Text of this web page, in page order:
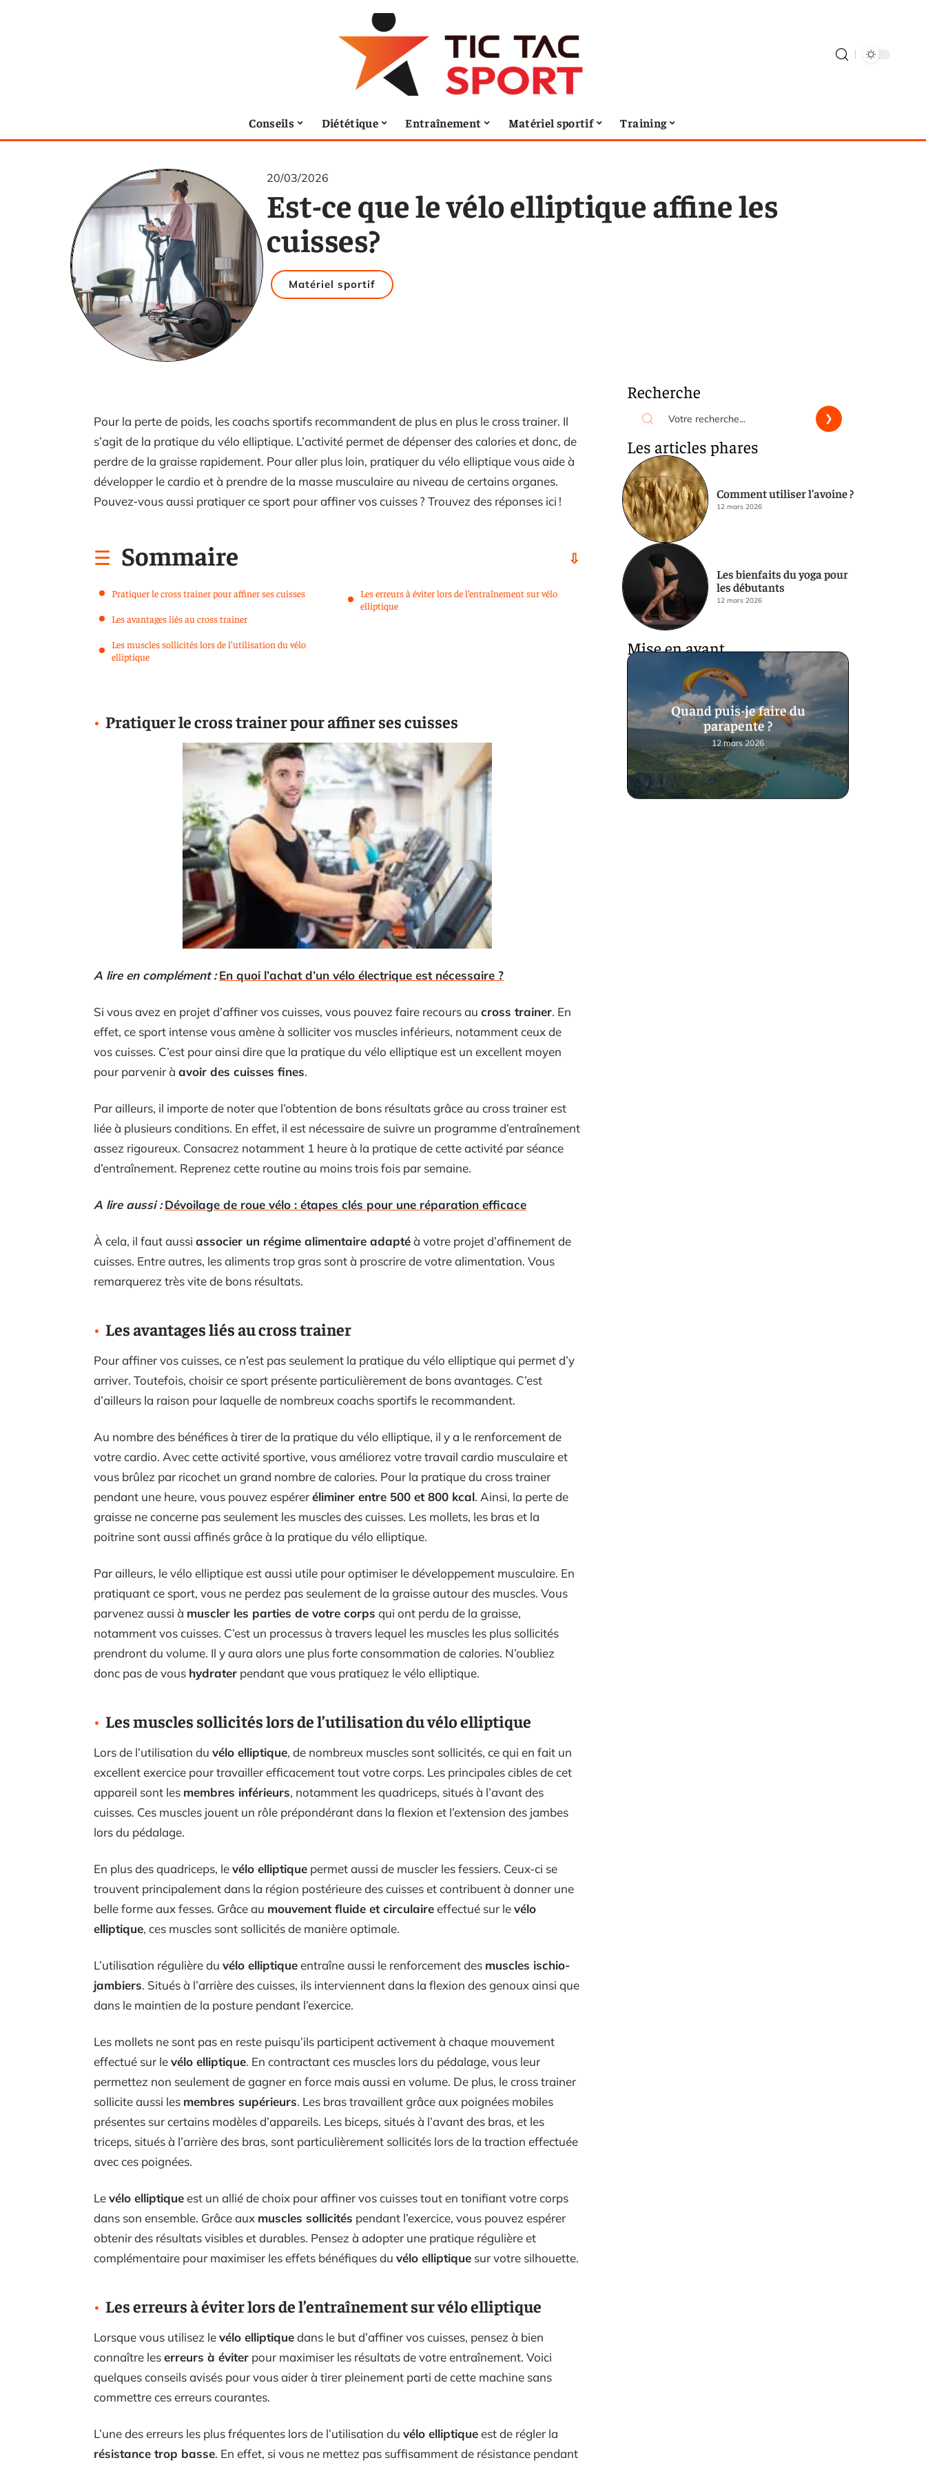
Conseils Diététique Entraînement Matériel sportif Training
20/03/2026
Est-ce que le vélo elliptique affine les
cuisses?
Matériel sportif
Pour la perte de poids, les coachs sportifs recommandent de plus en plus le cross trainer. Il
s’agit de la pratique du vélo elliptique. L’activité permet de dépenser des calories et donc, de
perdre de la graisse rapidement. Pour aller plus loin, pratiquer du vélo elliptique vous aide à
développer le cardio et à prendre de la masse musculaire au niveau de certains organes.
Pouvez-vous aussi pratiquer ce sport pour affiner vos cuisses ? Trouvez des réponses ici !
Sommaire
Pratiquer le cross trainer pour affiner ses cuisses
Les avantages liés au cross trainer
Les muscles sollicités lors de l’utilisation du vélo
elliptique
Les erreurs à éviter lors de l’entraînement sur vélo
elliptique
Pratiquer le cross trainer pour affiner ses cuisses
A lire en complément : En quoi l’achat d’un vélo électrique est nécessaire ?
Si vous avez en projet d’affiner vos cuisses, vous pouvez faire recours au cross trainer. En
effet, ce sport intense vous amène à solliciter vos muscles inférieurs, notamment ceux de
vos cuisses. C’est pour ainsi dire que la pratique du vélo elliptique est un excellent moyen
pour parvenir à avoir des cuisses fines.
Par ailleurs, il importe de noter que l’obtention de bons résultats grâce au cross trainer est
liée à plusieurs conditions. En effet, il est nécessaire de suivre un programme d’entraînement
assez rigoureux. Consacrez notamment 1 heure à la pratique de cette activité par séance
d’entraînement. Reprenez cette routine au moins trois fois par semaine.
A lire aussi : Dévoilage de roue vélo : étapes clés pour une réparation efficace
À cela, il faut aussi associer un régime alimentaire adaptéà votre projet d’affinement de
cuisses. Entre autres, les aliments trop gras sont à proscrire de votre alimentation. Vous
remarquerez très vite de bons résultats.
Les avantages liés au cross trainer
Pour affiner vos cuisses, ce n’est pas seulement la pratique du vélo elliptique qui permet d’y
arriver. Toutefois, choisir ce sport présente particulièrement de bons avantages. C’est
d’ailleurs la raison pour laquelle de nombreux coachs sportifs le recommandent.
Au nombre des bénéfices à tirer de la pratique du vélo elliptique, il y a le renforcement de
votre cardio. Avec cette activité sportive, vous améliorez votre travail cardio musculaire et
vous brûlez par ricochet un grand nombre de calories. Pour la pratique du cross trainer
pendant une heure, vous pouvez espéreréliminer entre 500 et 800 kcal. Ainsi, la perte de
graisse ne concerne pas seulement les muscles des cuisses. Les mollets, les bras et la
poitrine sont aussi affinés grâce à la pratique du vélo elliptique.
Par ailleurs, le vélo elliptique est aussi utile pour optimiser le développement musculaire. En
pratiquant ce sport, vous ne perdez pas seulement de la graisse autour des muscles. Vous
parvenez aussi à muscler les parties de votre corps qui ont perdu de la graisse,
notamment vos cuisses. C’est un processus à travers lequel les muscles les plus sollicités
prendront du volume. Il y aura alors une plus forte consommation de calories. N’oubliez
donc pas de vous hydrater pendant que vous pratiquez le vélo elliptique.
Les muscles sollicités lors de l’utilisation du vélo elliptique
Lors de l’utilisation du vélo elliptique, de nombreux muscles sont sollicités, ce qui en fait un
excellent exercice pour travailler efficacement tout votre corps. Les principales cibles de cet
appareil sont les membres inférieurs, notamment les quadriceps, situés à l’avant des
cuisses. Ces muscles jouent un rôle prépondérant dans la flexion et l’extension des jambes
lors du pédalage.
En plus des quadriceps, levélo elliptique permet aussi de muscler les fessiers. Ceux-ci se
trouvent principalement dans la région postérieure des cuisses et contribuent à donner une
belle forme aux fesses. Grâce au mouvement fluide et circulaireeffectué sur levélo
elliptique, ces muscles sont sollicités de manière optimale.
L’utilisation régulière du vélo elliptiqueentraîne aussi le renforcement des muscles ischio-
jambiers. Situés à l’arrière des cuisses, ils interviennent dans la flexion des genoux ainsi que
dans le maintien de la posture pendant l’exercice.
Les mollets ne sont pas en reste puisqu’ils participent activement à chaque mouvement
effectué sur levélo elliptique. En contractant ces muscles lors du pédalage, vous leur
permettez non seulement de gagner en force mais aussi en volume. De plus, le cross trainer
sollicite aussi les membres supérieurs. Les bras travaillent grâce aux poignées mobiles
présentes sur certains modèles d’appareils. Les biceps, situés à l’avant des bras, et les
triceps, situés à l’arrière des bras, sont particulièrement sollicités lors de la traction effectuée
avec ces poignées.
Levélo elliptiqueest un allié de choix pour affiner vos cuisses tout en tonifiant votre corps
dans son ensemble. Grâce aux muscles sollicités pendant l’exercice, vous pouvez espérer
obtenir des résultats visibles et durables. Pensez à adopter une pratique régulière et
complémentaire pour maximiser les effets bénéfiques du vélo elliptique sur votre silhouette.
Les erreurs à éviter lors de l’entraînement sur vélo elliptique
Lorsque vous utilisez levélo elliptiquedans le but d’affiner vos cuisses, pensez à bien
connaître leserreurs à éviter pour maximiser les résultats de votre entraînement. Voici
quelques conseils avisés pour vous aider à tirer pleinement parti de cette machine sans
commettre ces erreurs courantes.
L’une des erreurs les plus fréquentes lors de l’utilisation du vélo elliptiqueest de régler la
résistance trop basse. En effet, si vous ne mettez pas suffisamment de résistance pendant
Recherche
Les articles phares
Comment utiliser l’avoine ?
12 mars 2026
Les bienfaits du yoga pour
les débutants
12 mars 2026
Mise en avant
Quand puis-je faire du
parapente ?
12 mars 2026